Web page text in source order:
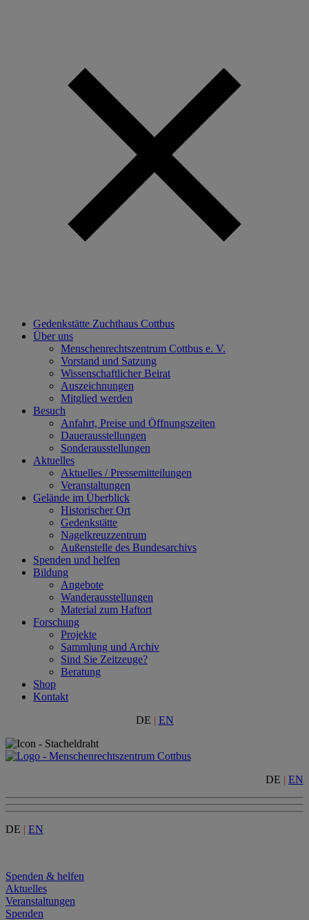
Gedenkstätte Zuchthaus Cottbus
Über uns
Menschenrechtszentrum Cottbus e. V.
Vorstand und Satzung
Wissenschaftlicher Beirat
Auszeichnungen
Mitglied werden
Besuch
Anfahrt, Preise und Öffnungszeiten
Dauerausstellungen
Sonderausstellungen
Aktuelles
Aktuelles / Pressemitteilungen
Veranstaltungen
Gelände im Überblick
Historischer Ort
Gedenkstätte
Nagelkreuzzentrum
Außenstelle des Bundesarchivs
Spenden und helfen
Bildung
Angebote
Wanderausstellungen
Material zum Haftort
Forschung
Projekte
Sammlung und Archiv
Sind Sie Zeitzeuge?
Beratung
Shop
Kontakt
DE | EN
DE | EN
DE | EN
Spenden & helfen
Aktuelles
Veranstaltungen
Spenden